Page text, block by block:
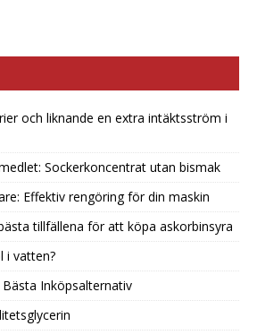
och liknande en extra intäktsström i
Sockerkoncentrat utan bismak
Effektiv rengöring för din maskin
tillfällena för att köpa askorbinsyra
i vatten?
Inköpsalternativ